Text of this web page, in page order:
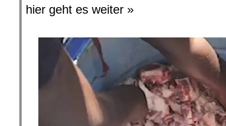
hier geht es weiter »